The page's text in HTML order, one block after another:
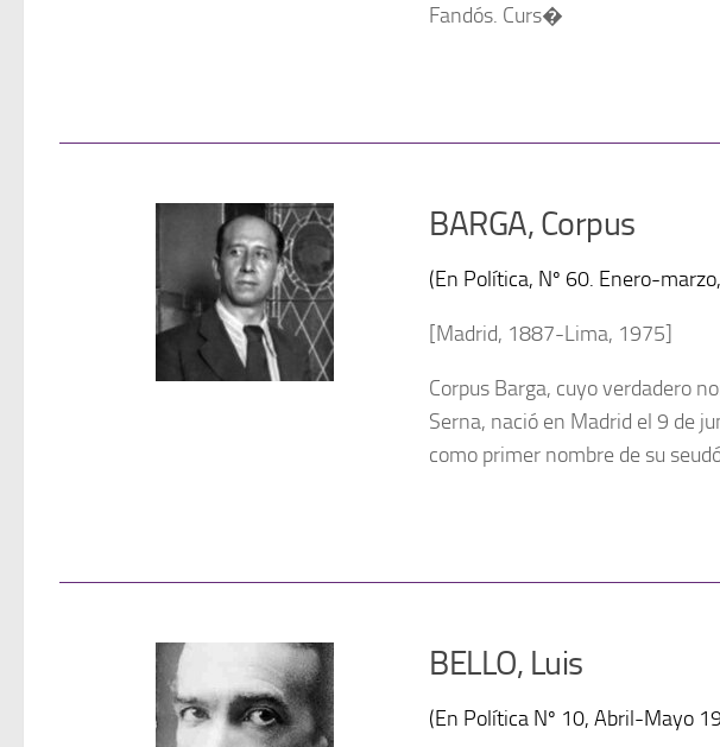
Fandós. Curs�
BARGA, Corpus
(En Política, Nº 60. Enero-
[Madrid, 1887-Lima, 1975]
Corpus Barga, cuyo verdadero
Serna, nació en Madrid el 9 de
como primer nombre de su
BELLO, Luis
(En Política Nº 10, Abril-Mayo